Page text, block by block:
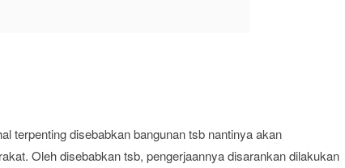
terpenting disebabkan bangunan tsb nantinya akan
Oleh disebabkan tsb, pengerjaannya disarankan dilakukan